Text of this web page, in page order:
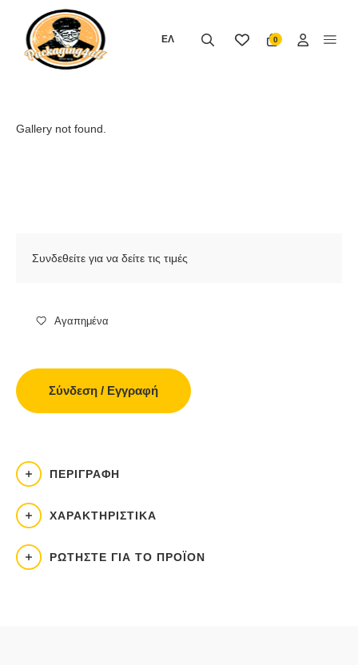
περιεχόμενο
ΕΛ 0
Gallery not found.
Συνδεθείτε για να δείτε τις τιμές
Αγαπημένα
Σύνδεση / Εγγραφή
ΠΕΡΙΓΡΑΦΉ
ΧΑΡΑΚΤΗΡΙΣΤΙΚΆ
ΡΩΤΉΣΤΕ ΓΙΑ ΤΟ ΠΡΟΪΌΝ